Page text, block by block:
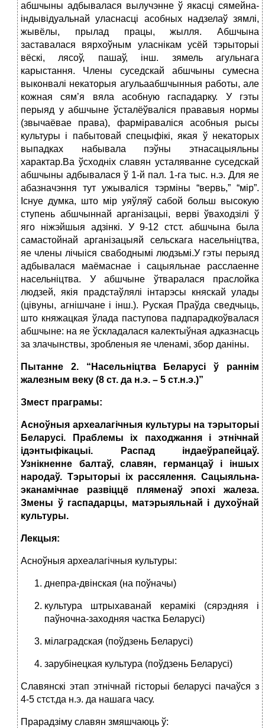
абшчыны адбывалася вылучэнне ў якасці сямейна-
індывідуальнай уласнасці асобных надзелаў зямлі,
жывёлы, прылад працы, жылля. Абшчына
заставалася вярхоўным уласнікам усёй тэрыторыі
вёскі, лясоў, пашаў, інш. зямель агульнага
карыстання. Члены суседскай абшчыны сумесна
выконвалі некаторыя агульаабшчынныя работы, але
кожная сям’я вяла асобную гаспадарку. У гэты
перыяд у абшчыне ўсталёўваліся прававыя нормы
(звычаёвае права), фарміраваліся асобныя рысы
культуры і пабытовай спецыфікі, якая ў некаторых
выпадках набывала пэўны этнасацыяльны
характар.Ва ўсходніх славян усталяванне суседскай
абшчыны адбывалася ў 1-й пал. 1-га тыс. н.э. Для яе
абазначэння тут ужываліся тэрміны “вервь,” “мір”.
Існуе думка, што мір уяўляў сабой больш высокую
ступень абшчыннай арганізацыі, верві ўваходзілі ў
яго ніжэйшыя адзінкі. У 9-12 стст. абшчына была
самастойнай арганізацыяй сельскага насельніцтва,
яе члены лічыіся свабоднымі людзьмі.У гэты перыяд
адбывалася маёмаснае і сацыяльнае расслаенне
насельніцтва. У абшчыне ўтваралася праслойка
людзей, якія прадстаўлялі інтарэсы княскай улады
(цівуны, агнішчане і інш.). Руская Праўда сведчыць,
што княжацкая ўлада паступова падпарадкоўвалася
абшчыне: на яе ўскладалася калектыўная адказнасць
за злачынствы, зробленыя яе членамі, збор даніны.
Пытанне 2. “Насельніцтва Беларусі ў раннім
жалезным веку (8 ст. да н.э. – 5 ст.н.э.)”
Змест праграмы:
Асноўныя археалагічныя культуры на тэрыторыі
Беларусі. Праблемы іх паходжання і этнічнай
ідэнтыфікацыі. Распад індаеўрапейцаў.
Узнікненне балтаў, славян, германцаў і іншых
народаў. Тэрыторыі іх рассялення. Сацыяльна-
эканамічнае развіццё пляменаў эпохі жалеза.
Змены ў гаспадарцы, матэрыяльнай і духоўнай
культуры.
Лекцыя:
Асноўныя археалагічныя культуры:
днепра-двінская (на поўначы)
культура штрыхаванай керамікі (сярэдняя і
паўночна-заходняя частка Беларусі)
мілаградская (поўдзень Беларусі)
зарубінецкая культура (поўдзень Беларусі)
Славянскі этап этнічнай гісторыі беларусі пачаўся з
4-5 стст.да н.э. да нашага часу.
Прарадзіму славян змяшчаюць ў: